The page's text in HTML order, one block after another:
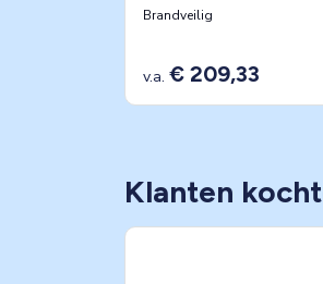
Brandveilig
v.a. € 209,33
Klanten